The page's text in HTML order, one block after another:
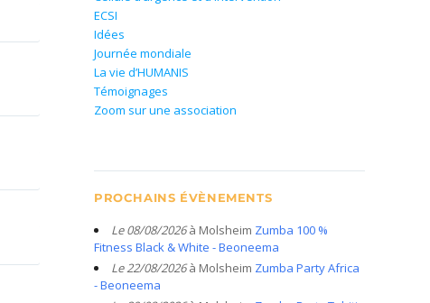
ECSI
Idées
Journée mondiale
La vie d’HUMANIS
Témoignages
Zoom sur une association
PROCHAINS ÉVÈNEMENTS
Le 08/08/2026à Molsheim Zumba 100 %
Fitness Black & White - Beoneema
Le 22/08/2026à Molsheim Zumba Party Africa
- Beoneema